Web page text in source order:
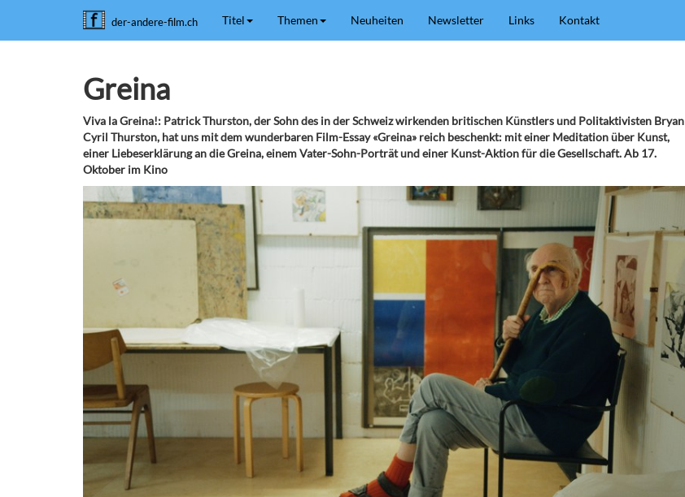
der-andere-film.ch Titel Themen Neuheiten Newsletter Links Kontakt
Greina
Viva la Greina!: Patrick Thurston, der Sohn des in der Schweiz wirkenden britischen Künstlers und Politaktivisten Bryan
Cyril Thurston, hat uns mit dem wunderbaren Film-Essay «Greina» reich beschenkt: mit einer Meditation über Kunst,
einer Liebeserklärung an die Greina, einem Vater-Sohn-Porträt und einer Kunst-Aktion für die Gesellschaft. Ab 17.
Oktober im Kino